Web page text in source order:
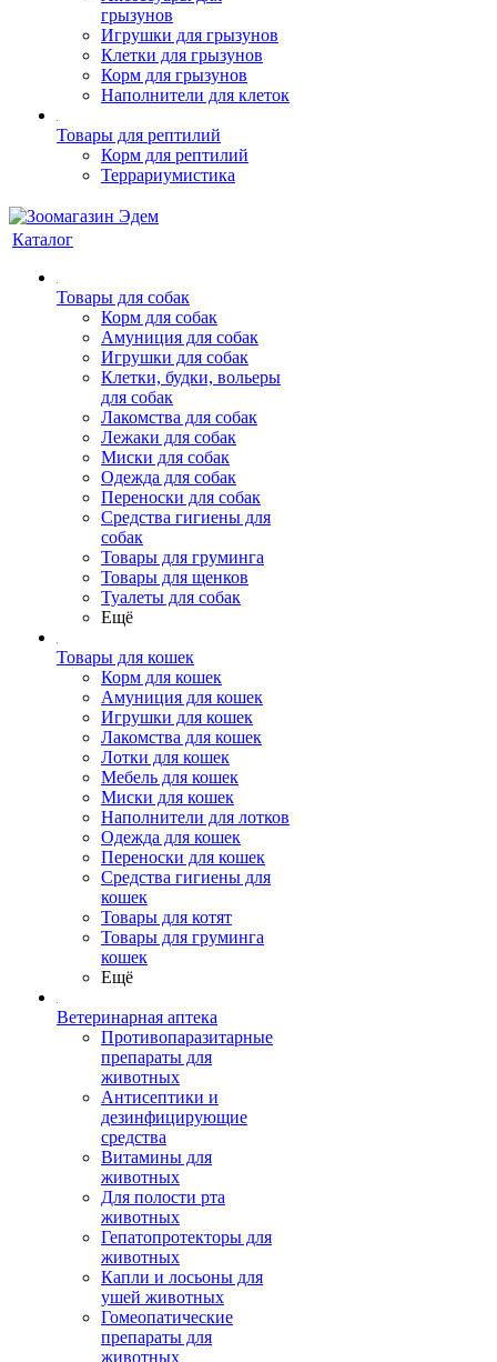
грызунов
Игрушки для грызунов
Клетки для грызунов
Корм для грызунов
Наполнители для клеток
Товары для рептилий
Корм для рептилий
Террариумистика
Каталог
Товары для собак
Корм для собак
Амуниция для собак
Игрушки для собак
Клетки, будки, вольеры
для собак
Лакомства для собак
Лежаки для собак
Миски для собак
Одежда для собак
Переноски для собак
Средства гигиены для
собак
Товары для груминга
Товары для щенков
Туалеты для собак
Ещё
Товары для кошек
Корм для кошек
Амуниция для кошек
Игрушки для кошек
Лакомства для кошек
Лотки для кошек
Мебель для кошек
Миски для кошек
Наполнители для лотков
Одежда для кошек
Переноски для кошек
Средства гигиены для
кошек
Товары для котят
Товары для груминга
кошек
Ещё
Ветеринарная аптека
Противопаразитарные
препараты для
животных
Антисептики и
дезинфицирующие
средства
Витамины для
животных
Для полости рта
животных
Гепатопротекторы для
животных
Капли и лосьоны для
ушей животных
Гомеопатические
препараты для
животных